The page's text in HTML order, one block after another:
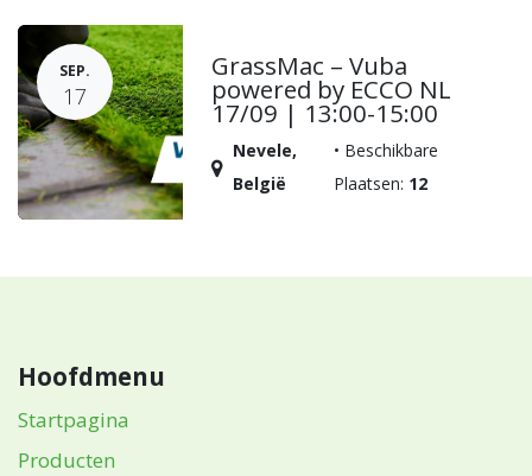
SEP.
17
GrassMac – Vuba
powered by ECCO NL
17/09 | 13:00-15:00
Nevele,
België
• Beschikbare
Plaatsen: 12
Hoofdmenu
Startpagina
Producten